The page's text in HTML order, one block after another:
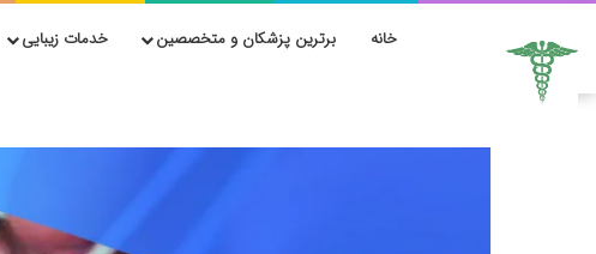
خانه برترین پزشکان و متخصصین خدمات زیبایی